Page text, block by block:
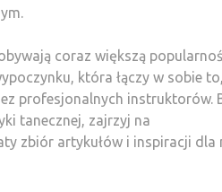
coraz większą
która łączy w sobie
profesjonalnych instruktorów.
tanecznej, zajrzyj na
zbiór artykułów i inspiracji dla